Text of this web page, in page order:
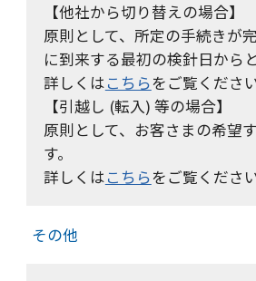
【他社から切り替えの場合】
原則として、所定の手続きが
に到来する最初の検針日から
詳しくはこちらをご覧ください
【引越し (転入) 等の場合】
原則として、お客さまの希望
す。
詳しくはこちらをご覧ください
その他